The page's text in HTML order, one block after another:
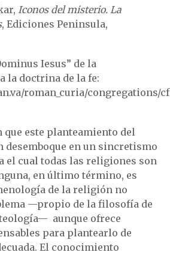
Iconos del misterio. La
, Ediciones Peninsula,
Iesus” de la
la doctrina de la fe:
roman_curia/congregations/
que este planteamiento del
desemboque en un sincretismo
el cual todas las religiones son
en último término, es
de la religión no
—propio de la filosofía de
aunque ofrece
para plantearlo de
El conocimiento